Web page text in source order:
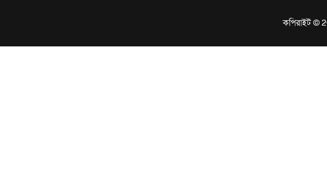
কপিরাইট ©